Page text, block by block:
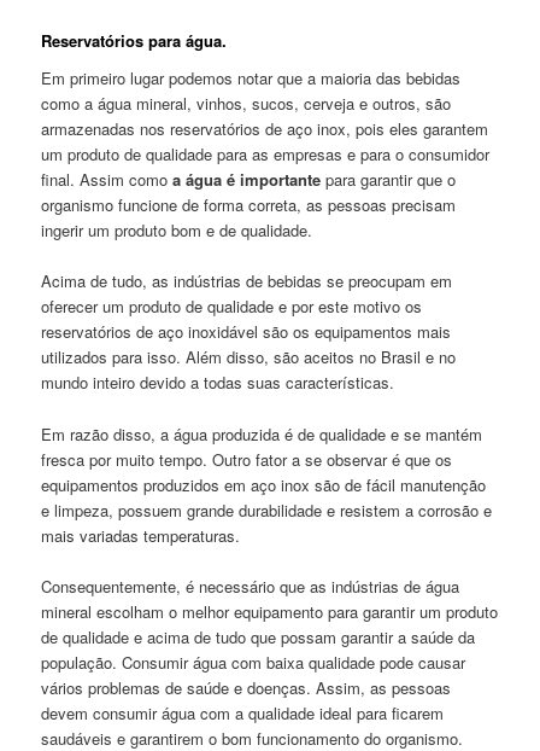
Reservatórios para água.
Em primeiro lugar podemos notar que a maioria das bebidas
como a água mineral, vinhos, sucos, cerveja e outros, são
armazenadas nos reservatórios de aço inox, pois eles garantem
um produto de qualidade para as empresas e para o consumidor
final. Assim comoa água é importantepara garantir que o
organismo funcione de forma correta, as pessoas precisam
ingerir um produto bom e de qualidade.
Acima de tudo, as indústrias de bebidas se preocupam em
oferecer um produto de qualidade e por este motivo os
reservatórios de aço inoxidável são os equipamentos mais
utilizados para isso. Além disso, são aceitos no Brasil e no
mundo inteiro devido a todas suas características.
Em razão disso, a água produzida é de qualidade e se mantém
fresca por muito tempo. Outro fator a se observar é que os
equipamentos produzidos em aço inox são de fácil manutenção
e limpeza, possuem grande durabilidade e resistem a corrosão e
mais variadas temperaturas.
Consequentemente, é necessário que as indústrias de água
mineral escolham o melhor equipamento para garantir um produto
de qualidade e acima de tudo que possam garantir a saúde da
população. Consumir água com baixa qualidade pode causar
vários problemas de saúde e doenças. Assim, as pessoas
devem consumir água com a qualidade ideal para ficarem
saudáveis e garantirem o bom funcionamento do organismo.